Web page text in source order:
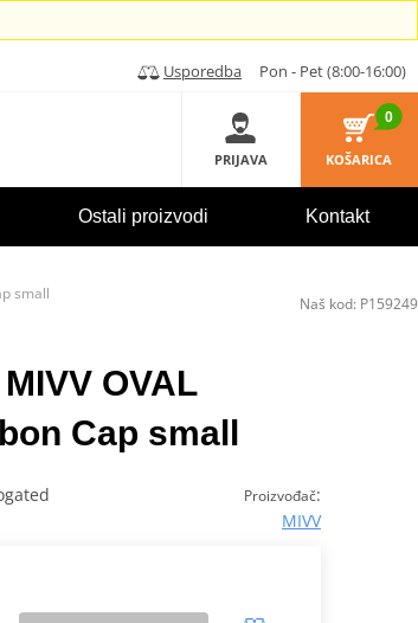
Usporedba Pon - Pet (8:00-16:00)
PRIJAVA
0
KOŠARICA
Ostali proizvodi Kontakt
small
OVAL
Cap small
Proizvođač:
MIVV
Naš kod: P159249